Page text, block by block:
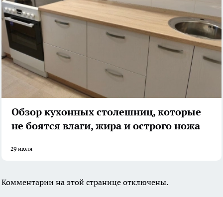
Обзор кухонных столешниц, которые
не боятся влаги, жира и острого ножа
29 июля
Комментарии на этой странице отключены.